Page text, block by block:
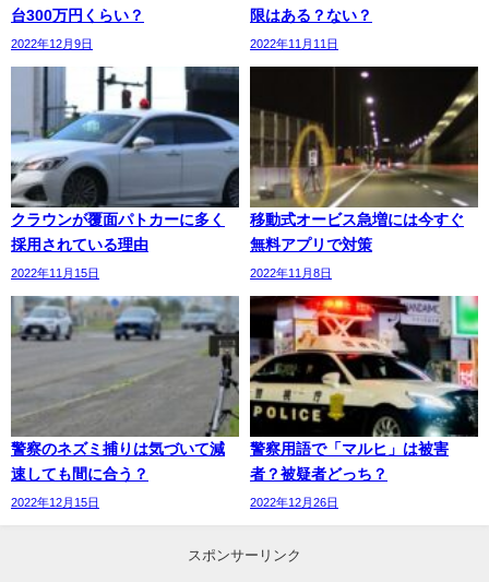
台300万円くらい？
2022年12月9日
限はある？ない？
2022年11月11日
クラウンが覆面パトカーに多く
採用されている理由
2022年11月15日
移動式オービス急増には今すぐ
無料アプリで対策
2022年11月8日
警察のネズミ捕りは気づいて減
速しても間に合う？
2022年12月15日
警察用語で「マルヒ」は被害
者？被疑者どっち？
2022年12月26日
スポンサーリンク